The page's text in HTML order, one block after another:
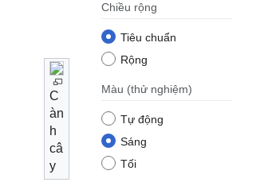
Chiều rộng
Tiêu chuẩn
Rộng
Màu (thử nghiệm)
Tự động
Sáng
Tối
C
àn
h
câ
y